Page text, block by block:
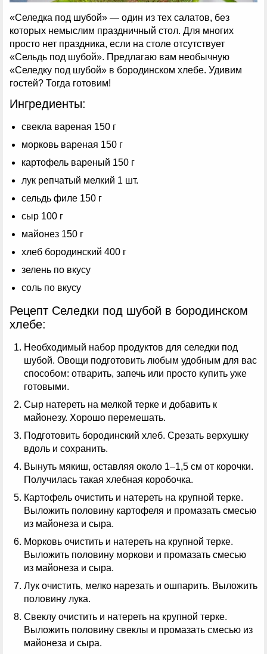
«Селедка под шубой» — один из тех салатов, без
которых немыслим праздничный стол. Для многих
просто нет праздника, если на столе отсутствует
«Сельдь под шубой». Предлагаю вам необычную
«Селедку под шубой» в бородинском хлебе. Удивим
гостей? Тогда готовим!
Ингредиенты:
свекла вареная 150 г
морковь вареная 150 г
картофель вареный 150 г
лук репчатый мелкий 1 шт.
сельдь филе 150 г
сыр 100 г
майонез 150 г
хлеб бородинский 400 г
зелень по вкусу
соль по вкусу
Рецепт Селедки под шубой в бородинском
хлебе:
Необходимый набор продуктов для селедки под
шубой. Овощи подготовить любым удобным для вас
способом: отварить, запечь или просто купить уже
готовыми.
Сыр натереть на мелкой терке и добавить к
майонезу. Хорошо перемешать.
Подготовить бородинский хлеб. Срезать верхушку
вдоль и сохранить.
Вынуть мякиш, оставляя около 1–1,5 см от корочки.
Получилась такая хлебная коробочка.
Картофель очистить и натереть на крупной терке.
Выложить половину картофеля и промазать смесью
из майонеза и сыра.
Морковь очистить и натереть на крупной терке.
Выложить половину моркови и промазать смесью
из майонеза и сыра.
Лук очистить, мелко нарезать и ошпарить. Выложить
половину лука.
Свеклу очистить и натереть на крупной терке.
Выложить половину свеклы и промазать смесью из
майонеза и сыра.